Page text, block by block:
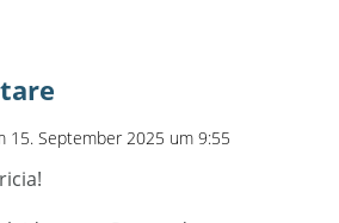
15. September 2025 um 9:55